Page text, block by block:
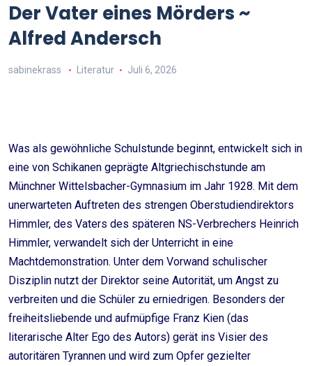
Der Vater eines Mörders ~
Alfred Andersch
sabinekrass Literatur Juli 6, 2026
Was als gewöhnliche Schulstunde beginnt, entwickelt sich in
eine von Schikanen geprägte Altgriechischstunde am
Münchner Wittelsbacher-Gymnasium im Jahr 1928. Mit dem
unerwarteten Auftreten des strengen Oberstudiendirektors
Himmler, des Vaters des späteren NS-Verbrechers Heinrich
Himmler, verwandelt sich der Unterricht in eine
Machtdemonstration. Unter dem Vorwand schulischer
Disziplin nutzt der Direktor seine Autorität, um Angst zu
verbreiten und die Schüler zu erniedrigen. Besonders der
freiheitsliebende und aufmüpfige Franz Kien (das
literarische Alter Ego des Autors) gerät ins Visier des
autoritären Tyrannen und wird zum Opfer gezielter